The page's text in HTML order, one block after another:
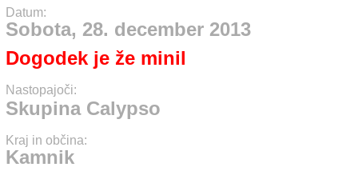
Datum:
Sobota, 28. december 2013
Dogodek je že minil
Nastopajoči:
Skupina Calypso
Kraj in občina:
Kamnik